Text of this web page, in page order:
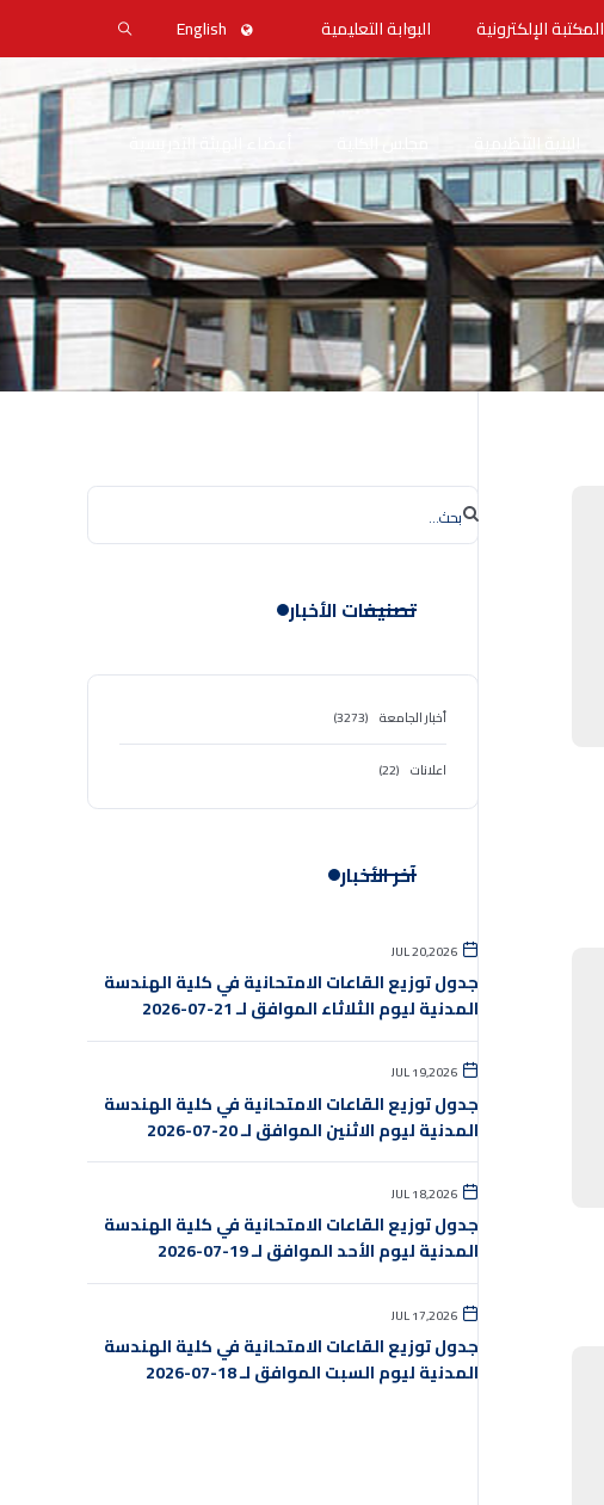
المكتبة الإلكترونية البوابة التعليمية English
البنية التنظيمية
تصنيفات الأخبار
أخبار الجامعة (3273)
اعلانات (22)
آخر الأخبار
JUL 20,2026
جدول توزيع القاعات الامتحانية في كلية الهندسة
المدنية ليوم الثلاثاء الموافق لـ 21-07-2026
JUL 19,2026
جدول توزيع القاعات الامتحانية في كلية الهندسة
المدنية ليوم الاثنين الموافق لـ 20-07-2026
JUL 18,2026
جدول توزيع القاعات الامتحانية في كلية الهندسة
المدنية ليوم الأحد الموافق لـ 19-07-2026
JUL 17,2026
جدول توزيع القاعات الامتحانية في كلية الهندسة
المدنية ليوم السبت الموافق لـ 18-07-2026